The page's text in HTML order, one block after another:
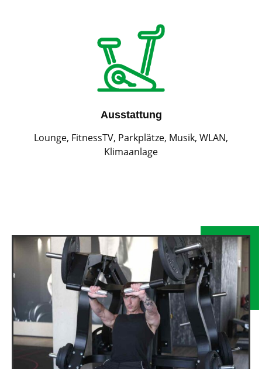
Ausstattung
Lounge, FitnessTV, Parkplätze, Musik, WLAN,
Klimaanlage